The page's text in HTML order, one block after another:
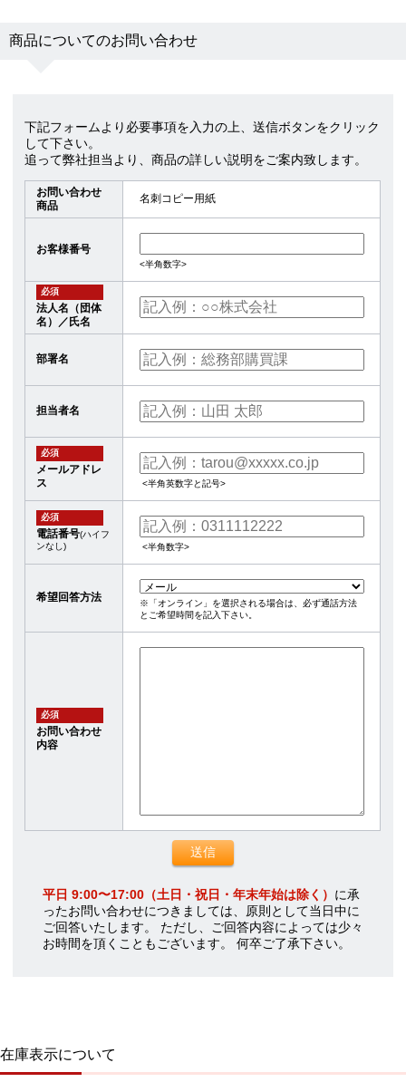
商品についてのお問い合わせ
下記フォームより必要事項を入力の上、送信ボタンをクリック
して下さい。
追って弊社担当より、商品の詳しい説明をご案内致します。
お問い合わせ
商品
名刺コピー用紙
お客様番号
<半角数字>
必須
法人名（団体
名）／氏名
部署名
担当者名
必須
メールアドレ
ス
<半角英数字と記号>
必須
電話番号(ハイフ
ンなし)
<半角数字>
希望回答方法
※「オンライン」を選択される場合は、必ず通話方法
とご希望時間を記入下さい。
必須
お問い合わせ
内容
平日 9:00〜17:00（土日・祝日・年末年始は除く） に承
ったお問い合わせにつきましては、原則として当日中に
ご回答いたします。 ただし、ご回答内容によっては少々
お時間を頂くこともございます。 何卒ご了承下さい。
在庫表示について